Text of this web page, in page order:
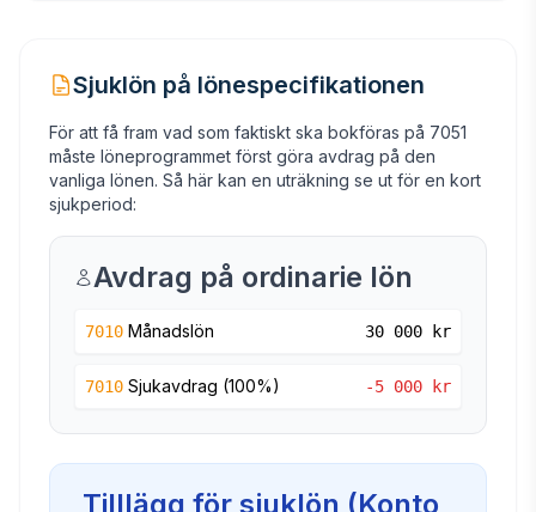
Sjuklön på lönespecifikationen
För att få fram vad som faktiskt ska bokföras på 7051
måste löneprogrammet först göra avdrag på den
vanliga lönen. Så här kan en uträkning se ut för en kort
sjukperiod:
Avdrag på ordinarie lön
7010 Månadslön 30 000 kr
7010 Sjukavdrag (100%) -5 000 kr
Tilllägg för sjuklön (Konto